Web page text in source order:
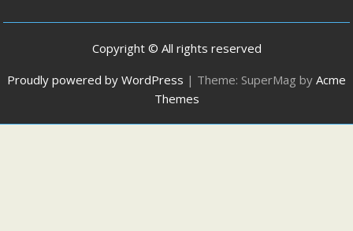
Copyright © All rights reserved
Proudly powered by WordPress | Theme: SuperMag by Acme
Themes